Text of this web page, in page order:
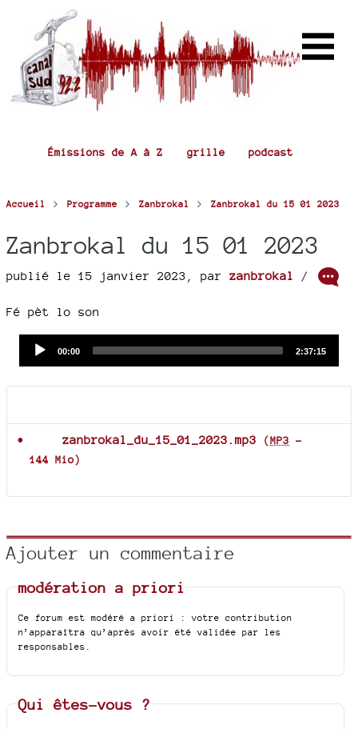
Émissions de A à Z grille podcast
Accueil > Programme > Zanbrokal > Zanbrokal du 15 01 2023
Zanbrokal du 15 01 2023
publié le 15 janvier 2023 par zanbrokal /
Fé pèt lo son
Current
00:00
Total
2:37:15
zanbrokal_du_15_01_2023.mp3 (MP3 -
144 Mio)
Ajouter un commentaire
modération a priori
Ce forum est modéré a priori : votre contribution
n’apparaîtra qu’après avoir été validée par les
responsables.
Qui êtes-vous ?